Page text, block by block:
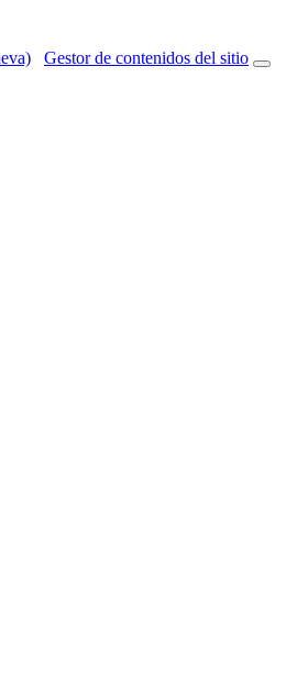
Gestor de contenidos del sitio